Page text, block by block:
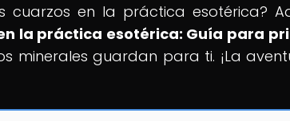
cuarzos en la práctica esotérica?
la práctica esotérica: Guía para
minerales guardan para ti. ¡La